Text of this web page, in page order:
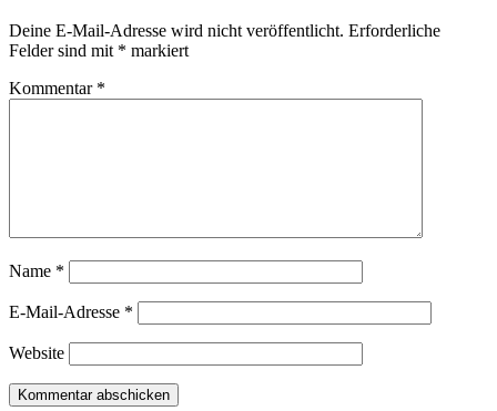
Deine E-Mail-Adresse wird nicht veröffentlicht. Erforderliche
Felder sind mit * markiert
Kommentar *
Name *
E-Mail-Adresse *
Website